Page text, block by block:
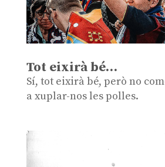
Tot eixirà bé…
Sí, tot eixirà bé, però no
a xuplar-nos les polles.